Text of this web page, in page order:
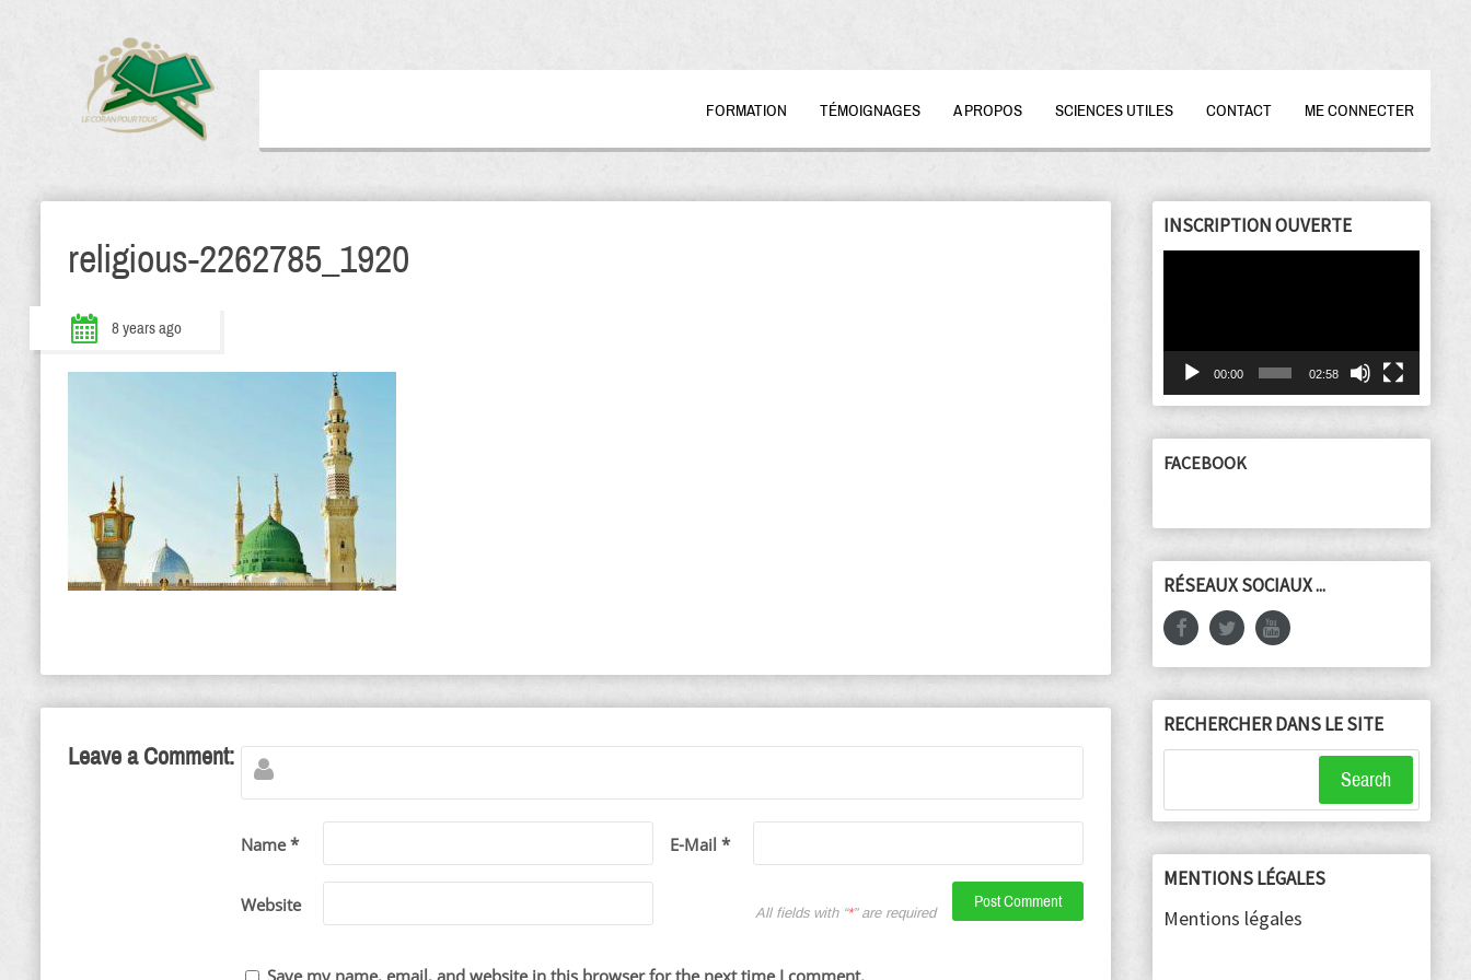
FORMATION TÉMOIGNAGES A PROPOS SCIENCES UTILES CONTACT ME CONNECTER
religious-2262785_1920
8 years ago
Leave a Comment:
Name *
Website
E-Mail *
All fields with “*” are required
Save my name, email, and website in this browser for the next time I comment.
INSCRIPTION OUVERTE
00:00 02:58
FACEBOOK
RÉSEAUX SOCIAUX ...
RECHERCHER DANS LE SITE
Search
MENTIONS LÉGALES
Mentions légales